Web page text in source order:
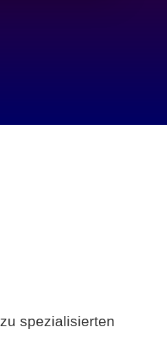
spezialisierten